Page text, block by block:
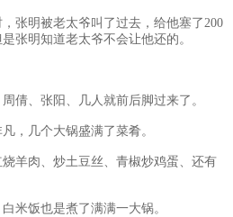
明被老太爷叫了过去，给他塞了200
张明知道老太爷不会让他还的。
、张阳、几人就前后脚过来了。
几个大锅盛满了菜肴。
肉、炒土豆丝、青椒炒鸡蛋、还有
饭也是煮了满满一大锅。